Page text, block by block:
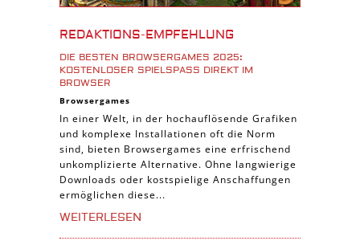
iPad Spiele
Denk Spiele
Piraten Spiele
Sport Spiele
Pferde Spiele
Simulation Spiele
Tier Spiele
Casual Spiele
REDAKTIONS-EMPFEHLUNG
DIE BESTEN BROWSERGAMES 2025:
KOSTENLOSER SPIELSPASS DIREKT IM B
ROWSER
Browsergames
In einer Welt, in der hochauflösende Grafiken
und komplexe Installationen oft die Norm
sind, bieten Browsergames eine erfrischend
unkomplizierte Alternative. Ohne langwierige
Downloads oder kostspielige Anschaffungen
ermöglichen diese...
WEITERLESEN